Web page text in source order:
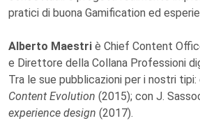
pratici di buona Gamification ed
Alberto Maestri è Chief Content
e Direttore della Collana Professioni
Tra le sue pubblicazioni per i nostri tipi:
Content Evolution (2015); con J.
experience design (2017).